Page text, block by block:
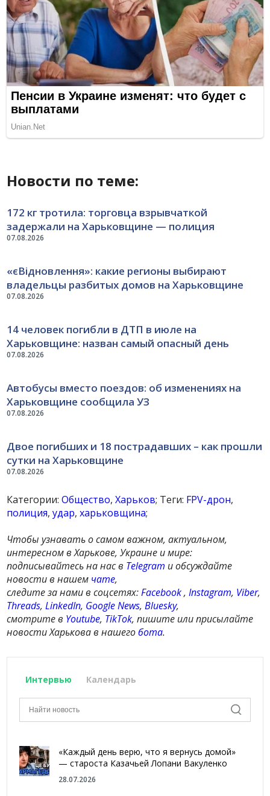
Новости по теме:
07.08.2026
172 кг тротила: торговца взрывчаткой
задержали на Харьковщине — полиция
07.08.2026
«єВідновлення»: какие регионы выбирают
владельцы разбитых домов на Харьковщине
07.08.2026
14 человек погибли в ДТП в июле на
Харьковщине: назван самый опасный день
07.08.2026
Автобусы вместо поездов: об изменениях на
Харьковщине сообщила УЗ
07.08.2026
Двое погибших и 18 пострадавших – как прошли
сутки на Харьковщине
Категории:Общество,Харьков; Теги: FPV-дрон,
полиция,удар,харьковщина;
Чтобы узнавать о самом важном, актуальном,
интересном в Харькове, Украине и мире:
подписывайтесь на нас в Telegram и обсуждайте
новости в нашем чате,
следите за нами в соцсетях:Facebook,Instagram, Viber,
Threads,LinkedIn, Google News,Bluesky,
смотрите в Youtube, TikTok, пишите или присылайте
новости Харькова в нашегобота.
Интервью Календарь
«Каждый день верю, что я вернусь домой»
— староста Казачьей Лопани Вакуленко
28.07.2026